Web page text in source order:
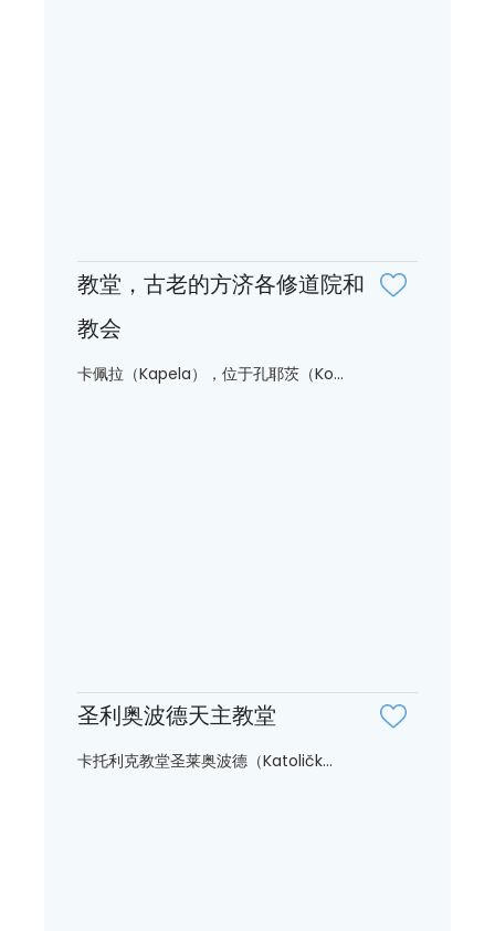
教堂，古老的方济各修道院和
教会
卡佩拉（Kapela），位于孔耶茨（Ko...
圣利奥波德天主教堂
卡托利克教堂圣莱奥波德（Katoličk...